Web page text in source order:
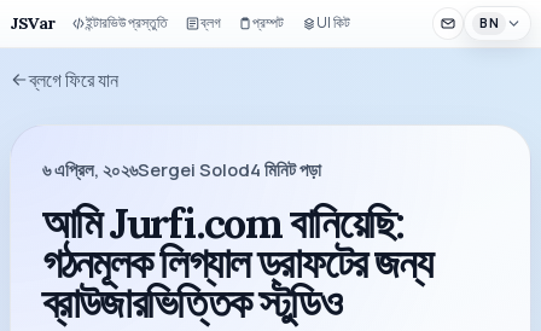
JSVar ইন্টারভিউ প্রস্তুতি ব্লগ প্রম্পট UI কিট BN
ব্লগে ফিরে যান
৬ এপ্রিল, ২০২৬Sergei Solod4 মিনিট পড়া
আমি Jurfi.com বানিয়েছি:
গঠনমূলক লিগ্যাল ড্রাফটের জন্য
ব্রাউজারভিত্তিক স্টুডিও